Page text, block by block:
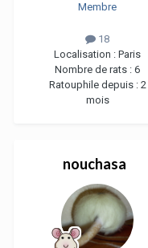
Membre
18
Localisation : Paris
Nombre de rats : 6
Ratouphile depuis : 2
mois
nouchasa